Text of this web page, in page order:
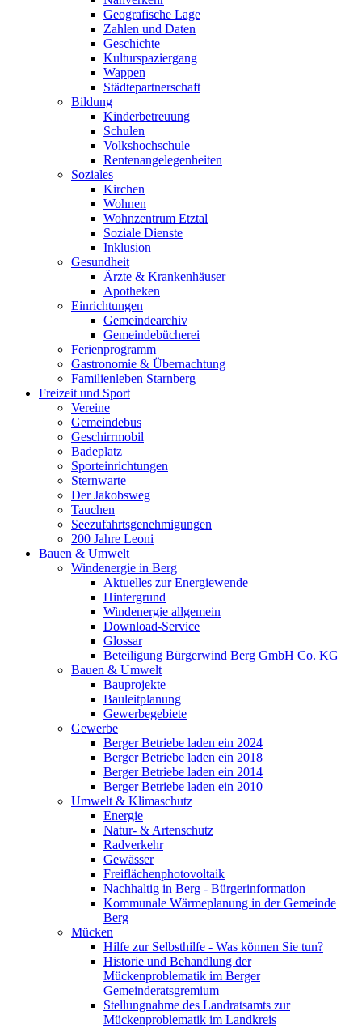
Geografische Lage
Zahlen und Daten
Geschichte
Kulturspaziergang
Wappen
Städtepartnerschaft
Bildung
Kinderbetreuung
Schulen
Volkshochschule
Rentenangelegenheiten
Soziales
Kirchen
Wohnen
Wohnzentrum Etztal
Soziale Dienste
Inklusion
Gesundheit
Ärzte & Krankenhäuser
Apotheken
Einrichtungen
Gemeindearchiv
Gemeindebücherei
Ferienprogramm
Gastronomie & Übernachtung
Familienleben Starnberg
Freizeit und Sport
Vereine
Gemeindebus
Geschirrmobil
Badeplatz
Sporteinrichtungen
Sternwarte
Der Jakobsweg
Tauchen
Seezufahrtsgenehmigungen
200 Jahre Leoni
Bauen & Umwelt
Windenergie in Berg
Aktuelles zur Energiewende
Hintergrund
Windenergie allgemein
Download-Service
Glossar
Beteiligung Bürgerwind Berg GmbH Co. KG
Bauen & Umwelt
Bauprojekte
Bauleitplanung
Gewerbegebiete
Gewerbe
Berger Betriebe laden ein 2024
Berger Betriebe laden ein 2018
Berger Betriebe laden ein 2014
Berger Betriebe laden ein 2010
Umwelt & Klimaschutz
Energie
Natur- & Artenschutz
Radverkehr
Gewässer
Freiflächenphotovoltaik
Nachhaltig in Berg - Bürgerinformation
Kommunale Wärmeplanung in der Gemeinde
Berg
Mücken
Hilfe zur Selbsthilfe - Was können Sie tun?
Historie und Behandlung der
Mückenproblematik im Berger
Gemeinderatsgremium
Stellungnahme des Landratsamts zur
Mückenproblematik im Landkreis